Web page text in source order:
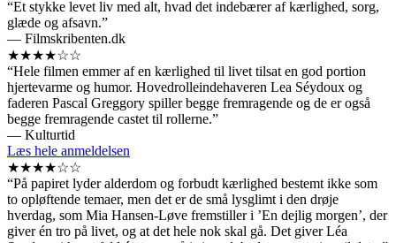
“Et stykke levet liv med alt, hvad det indebærer af kærlighed, sorg,
glæde og afsavn.”
— Filmskribenten.dk
★★★★☆☆
“Hele filmen emmer af en kærlighed til livet tilsat en god portion
hjertevarme og humor. Hovedrolleindehaveren Lea Séydoux og
faderen Pascal Greggory spiller begge fremragende og de er også
begge fremragende castet til rollerne.”
— Kulturtid
Læs hele anmeldelsen
★★★★☆☆
“På papiret lyder alderdom og forbudt kærlighed bestemt ikke som
to opløftende temaer, men det er de små lysglimt i den drøje
hverdag, som Mia Hansen-Løve fremstiller i ’En dejlig morgen’, der
giver én tro på livet, og at det hele nok skal gå. Det giver Léa